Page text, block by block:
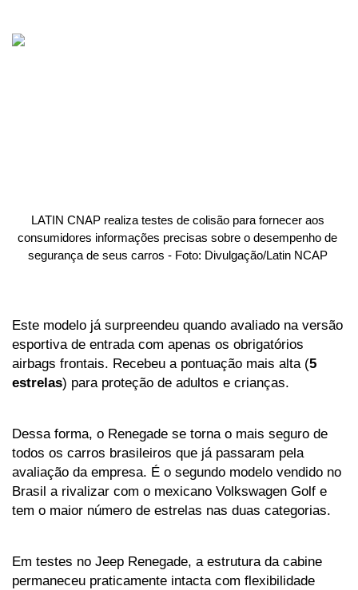
LATIN CNAP realiza testes de colisão para fornecer aos
consumidores informações precisas sobre o desempenho de
segurança de seus carros - Foto: Divulgação/Latin NCAP
Este modelo já surpreendeu quando avaliado na versão
esportiva de entrada com apenas os obrigatórios
airbags frontais. Recebeu a pontuação mais alta (5
estrelas) para proteção de adultos e crianças.
Dessa forma, o Renegade se torna o mais seguro de
todos os carros brasileiros que já passaram pela
avaliação da empresa. É o segundo modelo vendido no
Brasil a rivalizar com o mexicano Volkswagen Golf e
tem o maior número de estrelas nas duas categorias.
Em testes no Jeep Renegade, a estrutura da cabine
permaneceu praticamente intacta com flexibilidade